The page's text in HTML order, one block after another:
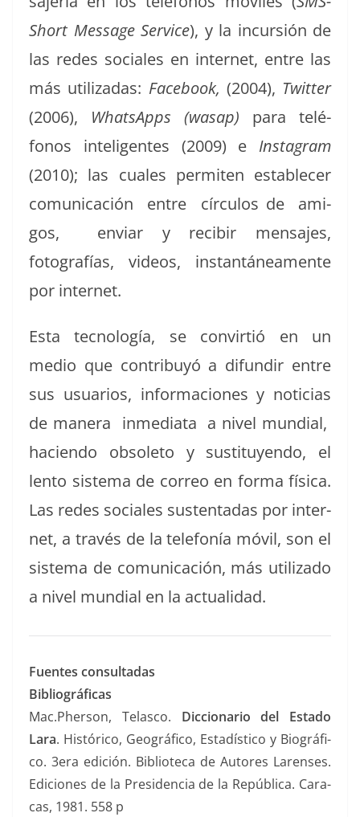
Short Mes­sage Ser­vice), y la incur­sión de
las redes sociales en inter­net, entre las
más uti­lizadas: Face­book, (2004), Twit­ter
(2006), What­sApps (was­ap) para telé­
fonos inteligentes (2009) e Insta­gram
(2010); las cuales per­miten estable­cer
comu­ni­cación entre cír­cu­los de ami­
gos, enviar y recibir men­sajes,
fotografías, videos, instan­tánea­mente
por internet.
Esta tec­nología, se con­vir­tió en un
medio que con­tribuyó a difundir entre
sus usuar­ios, infor­ma­ciones y noti­cias
de man­era inmedi­a­ta a niv­el mundi­al,
hacien­do obso­le­to y susti­tuyen­do, el
lento sis­tema de correo en for­ma físi­ca.
Las redes sociales sus­ten­tadas por inter­
net, a través de la tele­fonía móvil, son el
sis­tema de comu­ni­cación, más uti­liza­do
a niv­el mundi­al en la actualidad.
Fuentes con­sul­tadas
Bib­li­ográ­fi­cas
Mac.Pherson, Telas­co. Dic­cionario del Esta­do
Lara. Históri­co, Geográ­fi­co, Estadís­ti­co y Biográ­fi­
co. 3era edi­ción. Bib­liote­ca de Autores Larens­es.
Edi­ciones de la Pres­i­den­cia de la Repúbli­ca. Cara­
cas, 1981. 558 p